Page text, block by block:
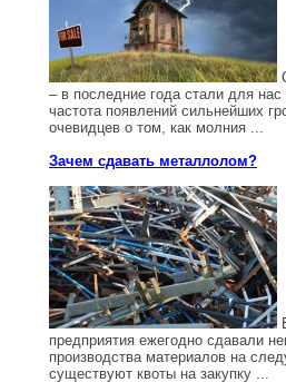
– в последние года стали для
частота появлений сильнейших
очевидцев о том, как молния ...
Зачем сдавать металлолом?
предприятия ежегодно сдавали
производства материалов на
существуют квоты на закупку ...